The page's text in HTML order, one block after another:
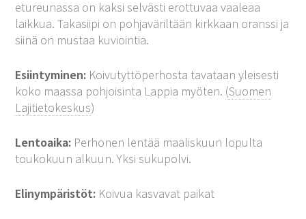
etureunassa on kaksi selvästi erottuvaa vaaleaa
laikkua. Takasiipi on pohjaväriltään kirkkaan oranssi ja
siinä on mustaa kuviointia.
Esiintyminen: Koivutyttöperhosta tavataan yleisesti
koko maassa pohjoisinta Lappia myöten. (Suomen
Lajitietokeskus)
Lentoaika: Perhonen lentää maaliskuun lopulta
toukokuun alkuun. Yksi sukupolvi.
Elinympäristöt: Koivua kasvavat paikat